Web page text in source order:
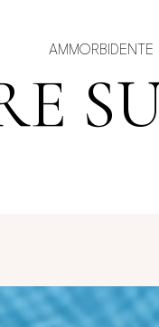
AMMORBIDENTE